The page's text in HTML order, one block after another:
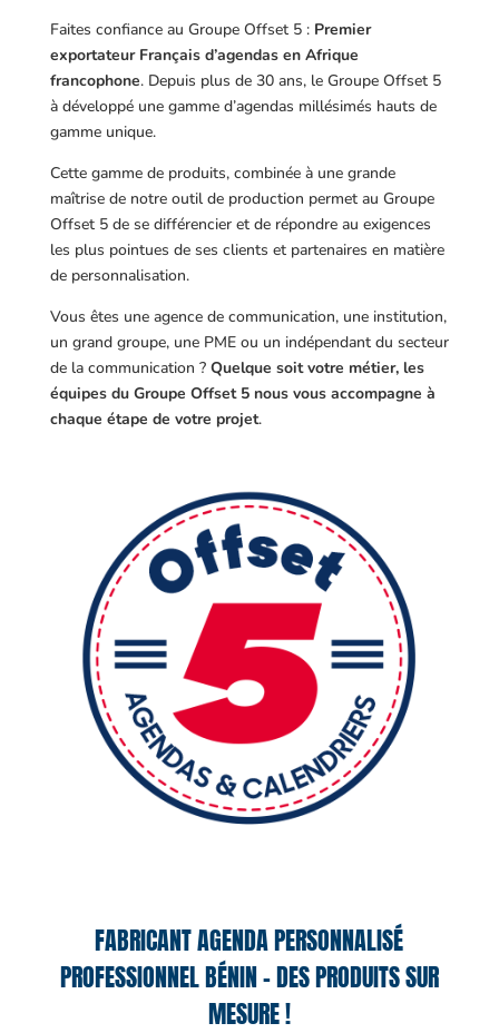
Faites confiance au Groupe Offset 5 : Premier
exportateur Français d’agendas en Afrique
francophone. Depuis plus de 30 ans, le Groupe Offset 5
à développé une gamme d’agendas millésimés hauts de
gamme unique.
Cette gamme de produits, combinée à une grande
maîtrise de notre outil de production permet au Groupe
Offset 5 de se différencier et de répondre au exigences
les plus pointues de ses clients et partenaires en matière
de personnalisation.
Vous êtes une agence de communication, une institution,
un grand groupe, une PME ou un indépendant du secteur
de la communication ? Quelque soit votre métier, les
équipes du Groupe Offset 5 nous vous accompagne à
chaque étape de votre projet.
FABRICANT AGENDA PERSONNALISÉ
PROFESSIONNEL BÉNIN – DES PRODUITS SUR
MESURE !